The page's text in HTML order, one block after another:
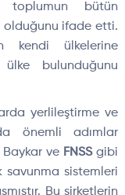
toplumun bütün
olduğunu ifade etti.
kendi ülkelerine
bulunduğunu
yerlileştirme ve
önemli adımlar
Baykar ve FNSSgibi
savunma sistemleri
Bu şirketlerin